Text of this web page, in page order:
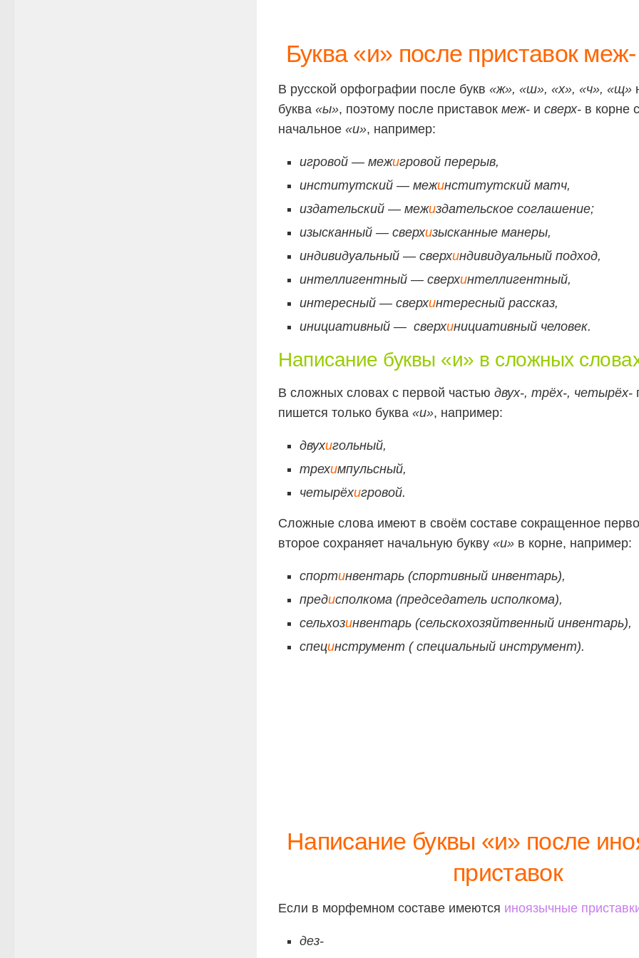
Буква «и» после приставок
В русской орфографии после букв «ж», «ш», «х», «ч», «щ»
буква «ы», поэтому после приставок меж- и сверх- в корне
начальное «и», например:
игровой — межигровой перерыв,
институтский — межинститутский матч,
издательский — межиздательское соглашение;
изысканный — сверхизысканные манеры,
индивидуальный — сверхиндивидуальный подход,
интеллигентный — сверхинтеллигентный,
интересный — сверхинтересный рассказ,
инициативный — сверхинициативный человек.
Написание буквы «и» в сложных
В сложных словах с первой частью двух-, трёх-, четырёх-
пишется только буква «и», например:
двухигольный,
трехимпульсный,
четырёхигровой.
Сложные слова имеют в своём составе сокращенное
второе сохраняет начальную букву «и» в корне, например:
спортинвентарь (спортивный инвентарь),
предисполкома (председатель исполкома),
сельхозинвентарь (сельскохозяйтвенный инвентарь),
специнструмент ( специальный инструмент).
Написание буквы «и» после
приставок
Если в морфемном составе имеются иноязычные
дез-